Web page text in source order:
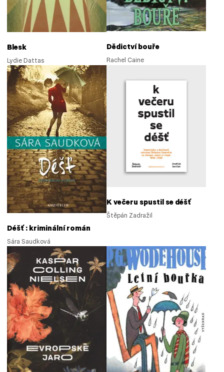
Blesk
Lydie Dattas
Dědictví bouře
Rachel Caine
Déšť : kriminální román
Sára Saudková
K večeru spustil se déšť
Štěpán Zadražil